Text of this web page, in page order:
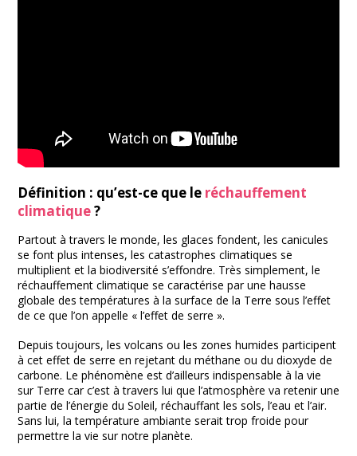
Définition : qu’est-ce que le réchauffement
climatique?
Partout à travers le monde, les glaces fondent, les canicules
se font plus intenses, les catastrophes climatiques se
multiplient et la biodiversité s’effondre. Très simplement, le
réchauffement climatique se caractérise par une hausse
globale des températures à la surface de la Terre sous l’effet
de ce que l’on appelle « l’effet de serre ».
Depuis toujours, les volcans ou les zones humides participent
à cet effet de serre en rejetant du méthane ou du dioxyde de
carbone. Le phénomène est d’ailleurs indispensable à la vie
sur Terre car c’est à travers lui que l’atmosphère va retenir une
partie de l’énergie du Soleil, réchauffant les sols, l’eau et l’air.
Sans lui, la température ambiante serait trop froide pour
permettre la vie sur notre planète.